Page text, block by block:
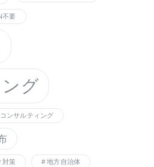
不要
グ
コンサルティング
対策 地方自治体